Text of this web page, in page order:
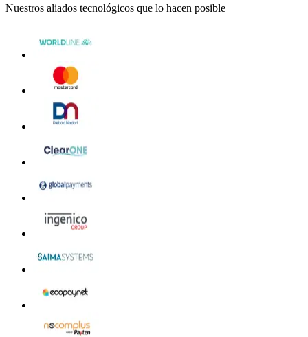
Nuestros aliados tecnológicos que lo hacen posible